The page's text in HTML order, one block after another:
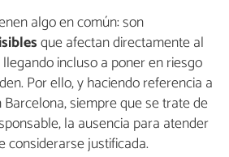
algo en común: son
que afectan directamente al
incluso a poner en riesgo
Por ello, y haciendo referencia a
siempre que se trate de
la ausencia para atender
considerarse justificada.